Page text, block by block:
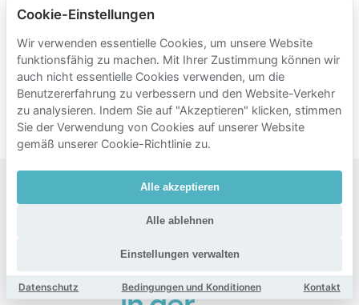
auf der
Straße
Tilburg
bezahle?
Beliebte
zum
Parken
Cookie-Einstellungen
Wir verwenden essentielle Cookies, um unsere Website
funktionsfähig zu machen. Mit Ihrer Zustimmung können wir
auch nicht essentielle Cookies verwenden, um die
Benutzererfahrung zu verbessern und den Website-Verkehr
zu analysieren. Indem Sie auf "Akzeptieren" klicken, stimmen
Sie der Verwendung von Cookies auf unserer Website
gemäß unserer Cookie-Richtlinie zu.
Alle akzeptieren
Alle ablehnen
Einstellungen verwalten
Datenschutz Bedingungen und Konditionen Kontakt